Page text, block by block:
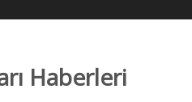
Haberleri